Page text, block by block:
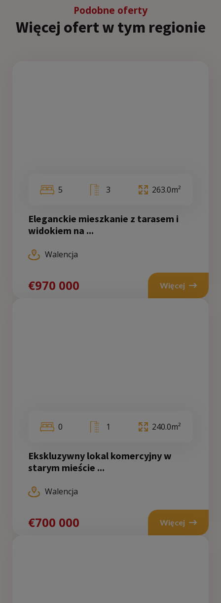
Podobne oferty
Więcej ofert w tym regionie
5 3 263.0m²
Eleganckie mieszkanie z tarasem i
widokiem na ...
Walencja
€970 000 Więcej
0 1 240.0m²
Ekskluzywny lokal komercyjny w
starym mieście ...
Walencja
€700 000 Więcej